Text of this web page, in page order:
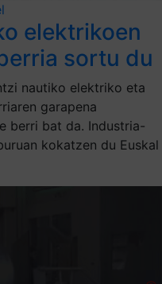
elektrikoen
sortu du
nautiko elektriko eta
garapena
berri bat da. Industria-
kokatzen du Euskal